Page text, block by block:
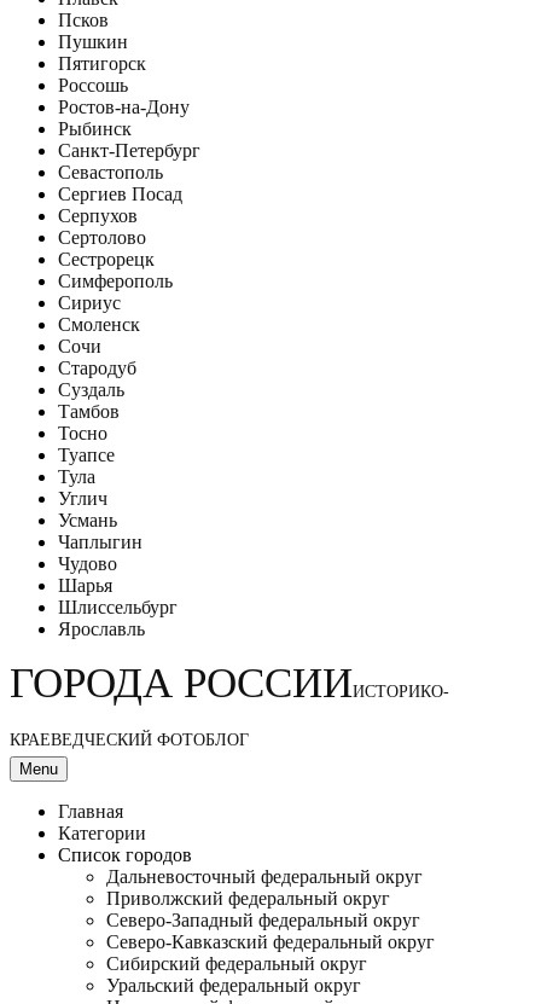
Псков
Пушкин
Пятигорск
Россошь
Ростов-на-Дону
Рыбинск
Санкт-Петербург
Севастополь
Сергиев Посад
Серпухов
Сертолово
Сестрорецк
Симферополь
Сириус
Смоленск
Сочи
Стародуб
Суздаль
Тамбов
Тосно
Туапсе
Тула
Углич
Усмань
Чаплыгин
Чудово
Шарья
Шлиссельбург
Ярославль
ГОРОДА РОССИИИСТОРИКО-
КРАЕВЕДЧЕСКИЙ ФОТОБЛОГ
Menu
Главная
Категории
Список городов
Дальневосточный федеральный округ
Приволжский федеральный округ
Северо-Западный федеральный округ
Северо-Кавказский федеральный округ
Сибирский федеральный округ
Уральский федеральный округ